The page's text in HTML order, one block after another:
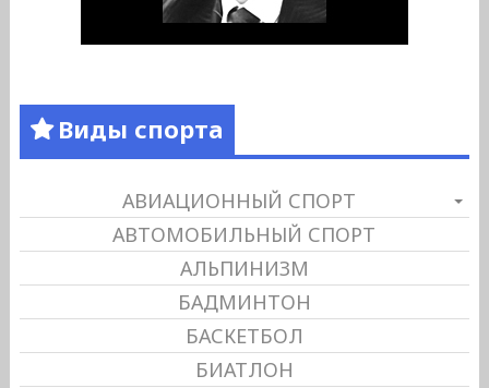
Виды спорта
АВИАЦИОННЫЙ СПОРТ
АВТОМОБИЛЬНЫЙ СПОРТ
АЛЬПИНИЗМ
БАДМИНТОН
БАСКЕТБОЛ
БИАТЛОН